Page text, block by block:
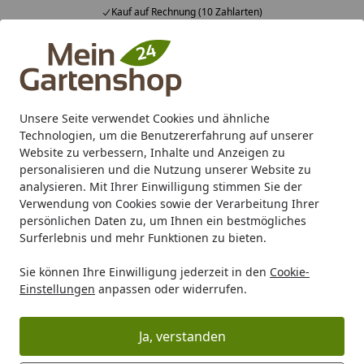
Unsere Seite verwendet Cookies und ähnliche
Technologien, um die Benutzererfahrung auf unserer
Website zu verbessern, Inhalte und Anzeigen zu
personalisieren und die Nutzung unserer Website zu
analysieren. Mit Ihrer Einwilligung stimmen Sie der
Verwendung von Cookies sowie der Verarbeitung Ihrer
persönlichen Daten zu, um Ihnen ein bestmögliches
Surferlebnis und mehr Funktionen zu bieten.
Sie können Ihre Einwilligung jederzeit in den Cookie-
Einstellungen anpassen oder widerrufen.
Ja, verstanden
Kauf auf Rechnung (10 Zahlarten)
Alle Produkte
Mein Konto
Suchen
Startseite
Warum wurde meine Bestellung storniert?
Warum wurde meine Bestellung
storniert?
Wenn ein Artikel besonders beliebt ist, kann es sein, dass
er vergriffen wurde, kurz bevor du die Bestellung
abgeschlossen hast. In ganz seltenen Fällen kann unser
System das nicht rechtzeitig aktualisieren, sodass die
Sollte der Artikel ausverkauft sein, tut uns das leid. In
diesem Fall können Sie in unserem Onlineshop, neben